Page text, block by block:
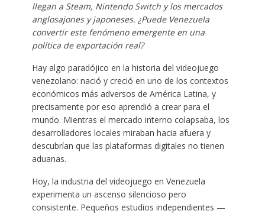
llegan a Steam, Nintendo Switch y los mercados
anglosajones y japoneses. ¿Puede Venezuela
convertir este fenómeno emergente en una
política de exportación real?
Hay algo paradójico en la historia del videojuego
venezolano: nació y creció en uno de los contextos
económicos más adversos de América Latina, y
precisamente por eso aprendió a crear para el
mundo. Mientras el mercado interno colapsaba, los
desarrolladores locales miraban hacia afuera y
descubrían que las plataformas digitales no tienen
aduanas.
Hoy, la industria del videojuego en Venezuela
experimenta un ascenso silencioso pero
consistente. Pequeños estudios independientes —